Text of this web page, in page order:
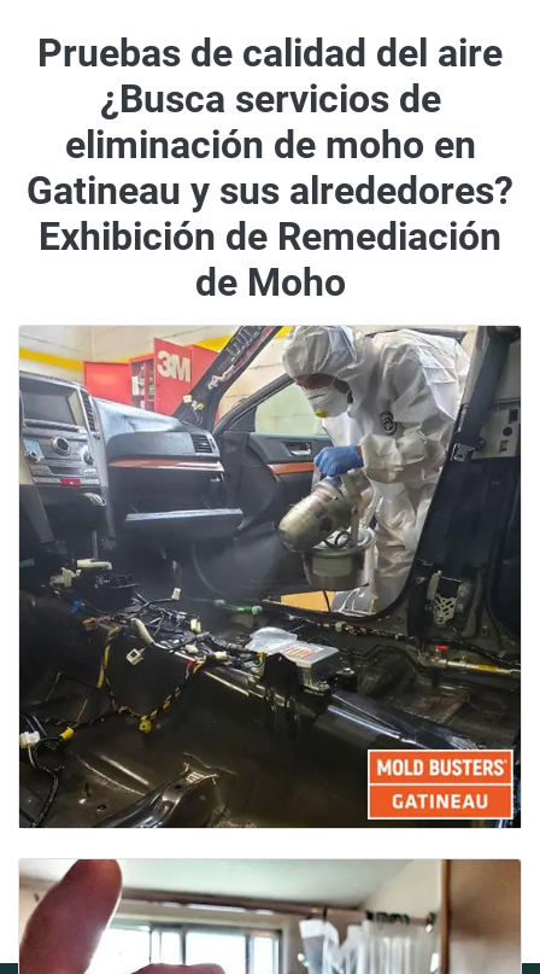
Pruebas de calidad del aire
¿Busca servicios de
eliminación de moho en
Gatineau y sus alrededores?
Exhibición de Remediación
de Moho